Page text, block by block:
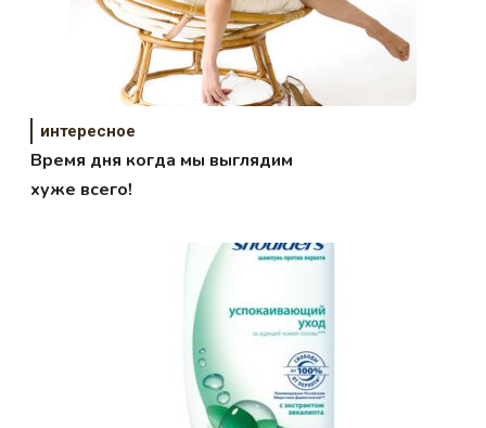
интересное
Время дня когда мы выглядим
хуже всего!